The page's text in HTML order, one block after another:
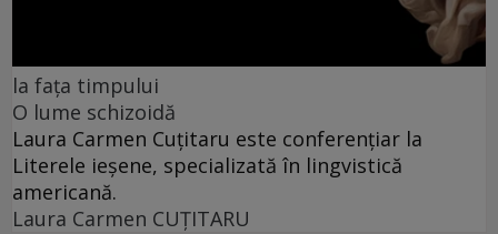
la fața timpului
O lume schizoidă
Laura Carmen Cuțitaru este conferențiar la
Literele ieșene, specializată în lingvistică
americană.
Laura Carmen CUȚITARU